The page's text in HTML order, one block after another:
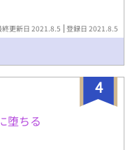
終更新日 2021.8.5 登録日 2021.8.5
4
堕ちる